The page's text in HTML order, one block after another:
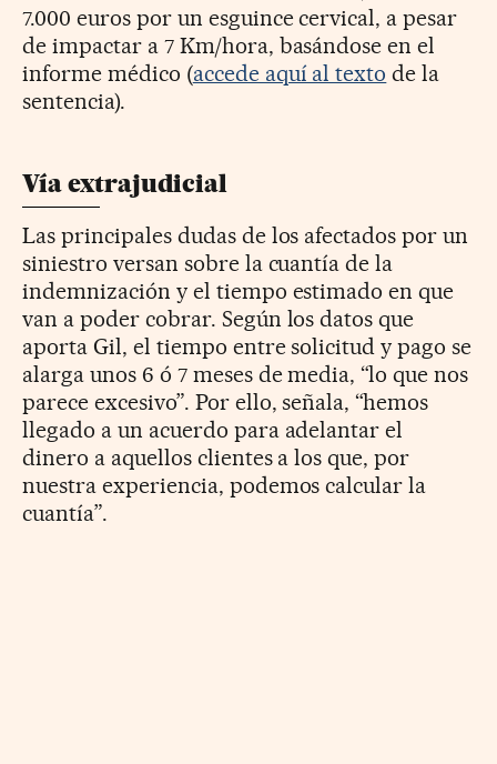
7.000 euros por un esguince cervical, a pesar
de impactar a 7 Km/hora, basándose en el
informe médico (accede aquí al texto de la
sentencia).
Vía extrajudicial
Las principales dudas de los afectados por un
siniestro versan sobre la cuantía de la
indemnización y el tiempo estimado en que
van a poder cobrar. Según los datos que
aporta Gil, el tiempo entre solicitud y pago se
alarga unos 6 ó 7 meses de media, “lo que nos
parece excesivo”. Por ello, señala, “hemos
llegado a un acuerdo para adelantar el
dinero a aquellos clientes a los que, por
nuestra experiencia, podemos calcular la
cuantía”.